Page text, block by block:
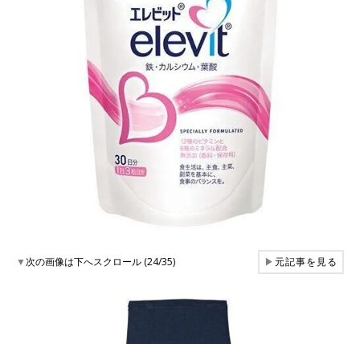
▼次の画像は下へスクロール (24/35) ▶元記事を見る